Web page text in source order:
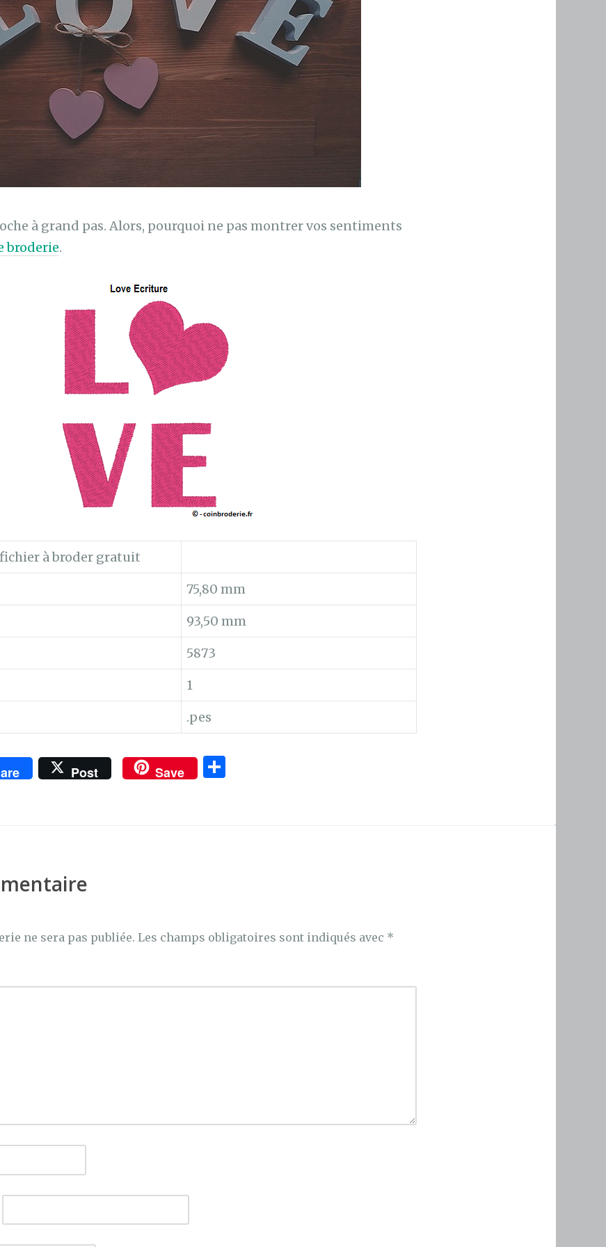
à grand pas. Alors, pourquoi ne pas montrer vos sentiments
broderie.
à broder gratuit
75,80 mm
93,50 mm
5873
1
.pes
Post Save
ne sera pas publiée. Les champs obligatoires sont indiqués avec *